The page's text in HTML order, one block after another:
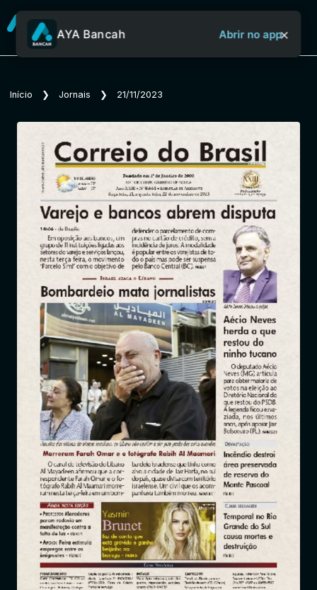
Sobre o Aya Bancah
Início
Revistas
Jornais
Notícias
Entrar
AYA Bancah Abrir no app×
Início ❯ Jornais ❯ 21/11/2023